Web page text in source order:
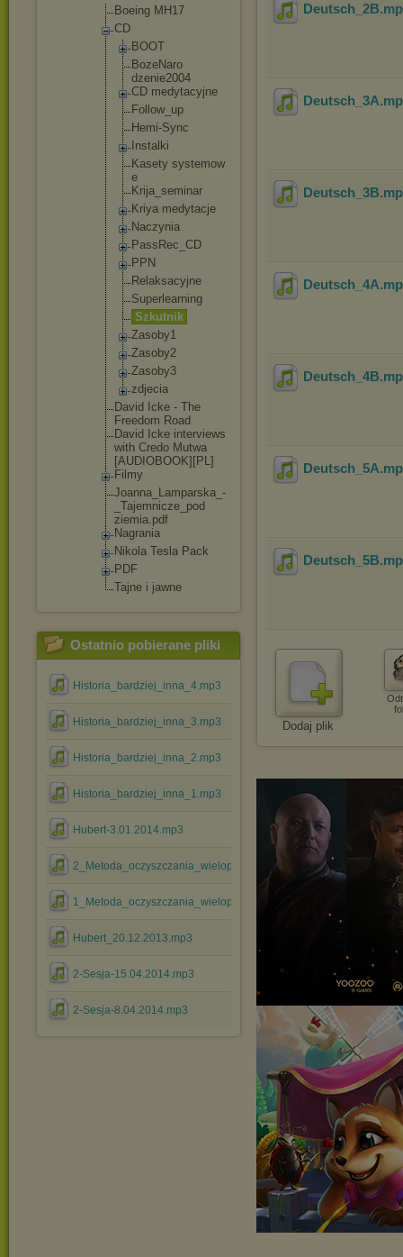
Boeing MH17
CD
BOOT
BozeNaro
dzenie2004
CD medytacyjne
Follow_up
Hemi-Sync
Instalki
Kasety systemow
e
Krija_seminar
Kriya medytacje
Naczynia
PassRec_ CD
PPN
Relaksacyjne
Superlearning
Szkutnik
Zasoby1
Zasoby2
Zasoby3
zdjecia
David Icke - The
Freedom Road
David Icke interviews
with Credo Mutwa
[AUDIOBOOK] [PL]
Filmy
Joanna_Lamparska_-
_Tajemnicze_pod
ziemia.pdf
Nagrania
Nikola Tesla Pack
PDF
Tajne i jawne
Ostatnio pobierane pliki
Historia_bardziej_inna_4.mp3
Historia_bardziej_inna_3.mp3
Historia_bardziej_inna_2.mp3
Historia_bardziej_inna_1.mp3
Hubert-3.01.2014.mp3
2_Metoda_oczyszczania_wielopoziomowego.mp3
1_Metoda_oczyszczania_wielopoziomowego.mp3
Hubert_20.12.2013.mp3
2-Sesja-15.04.2014.mp3
2-Sesja-8.04.2014.mp3
Deutsch_2B
Deutsch_3A
Deutsch_3B
Deutsch_4A
Deutsch_4B
Deutsch_5A
Deutsch_5B
Dodaj plik